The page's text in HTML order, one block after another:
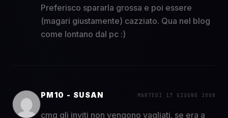
Preferisco spararla grossa e poi essere
(magari giustamente) cazziato. Qua nel blog
come lontano dal pc :)
PM10 - SUSAN MARTEDÌ 17 GIUGNO 2008
cmq gli inviti non vengono vagliati. se era a